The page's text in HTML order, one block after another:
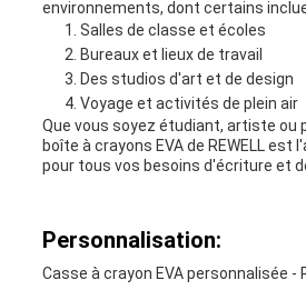
environnements, dont certains
Salles de classe et écoles
Bureaux et lieux de travail
Des studios d'art et de design
Voyage et activités de plein air
Que vous soyez étudiant, artiste ou
boîte à crayons EVA de REWELL
pour tous vos besoins d'écriture et
Personnalisation:
Casse à crayon EVA personnalisée -